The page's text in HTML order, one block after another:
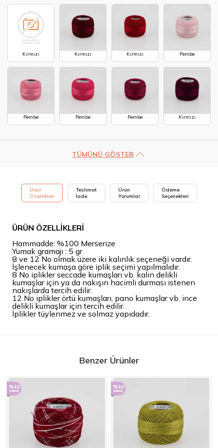
Kırmızı Kırmızı Kırmızı Pembe
Pembe Pembe Pembe Kırmızı
TÜMÜNÜ GÖSTER
Ürün
Özellikleri
Teslimat
İade
Ürün
Yorumlar
Ödeme
Seçenekleri
ÜRÜN ÖZELLİKLERİ
Hammadde: %100 Merserize
Yumak gramajı : 5 gr
8 ve 12 No olmak üzere iki kalınlık seçeneği vardır.
İşlenecek kumaşa göre iplik seçimi yapılmalıdır.
8 No iplikler seccade kumaşları vb. kalın delikli
kumaşlar için ya da nakışın hacimli durması istenen
nakışlarda tercih edilir.
12 No iplikler örtü kumaşları, pano kumaşlar vb. ince
delikli kumaşlar için tercih edilir.
İplikler tüylenmez ve solmaz yapıdadır.
Benzer Ürünler
%13
indirimli
%13
indirimli